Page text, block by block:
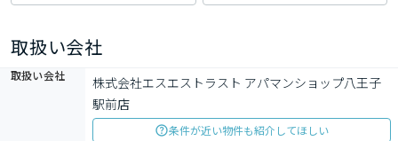
取扱い会社
取扱い会社
株式会社エスエストラスト アパマンショップ八王子
駅前店
条件が近い物件も紹介してほしい